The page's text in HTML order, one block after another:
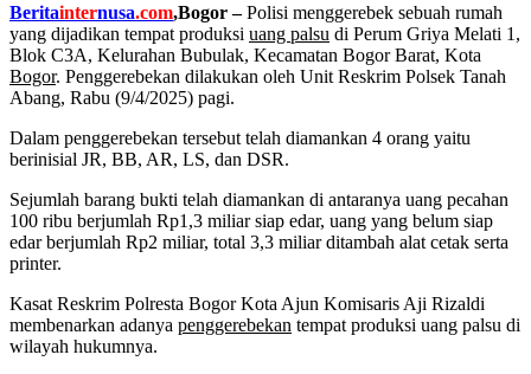
Beritainternusa.com,Bogor – Polisi menggerebek sebuah rumah
yang dijadikan tempat produksi uang palsu di Perum Griya Melati 1,
Blok C3A, Kelurahan Bubulak, Kecamatan Bogor Barat, Kota
Bogor. Penggerebekan dilakukan oleh Unit Reskrim Polsek Tanah
Abang, Rabu (9/4/2025) pagi.
Dalam penggerebekan tersebut telah diamankan 4 orang yaitu
berinisial JR, BB, AR, LS, dan DSR.
Sejumlah barang bukti telah diamankan di antaranya uang pecahan
100 ribu berjumlah Rp1,3 miliar siap edar, uang yang belum siap
edar berjumlah Rp2 miliar, total 3,3 miliar ditambah alat cetak serta
printer.
Kasat Reskrim Polresta Bogor Kota Ajun Komisaris Aji Rizaldi
membenarkan adanya penggerebekan tempat produksi uang palsu di
wilayah hukumnya.